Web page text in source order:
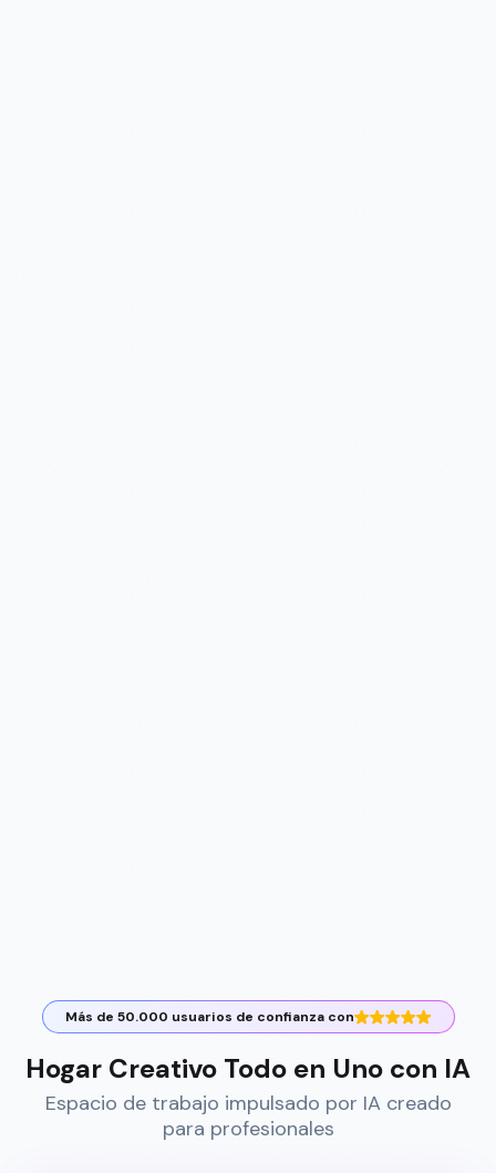
Hogar Creativo Todo en Uno con IA
Espacio de trabajo impulsado por IA creado
para profesionales
Más de 50.000 usuarios de confianza con